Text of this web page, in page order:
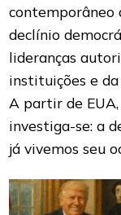
contemporâneo
declínio
lideranças
instituições e
A partir de
investiga-se: a
já vivemos seu